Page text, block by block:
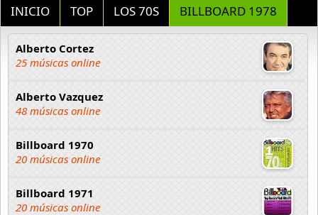
INICIO TOP LOS 70S BILLBOARD 1978
Alberto Cortez
25 músicas online
Alberto Vazquez
48 músicas online
Billboard 1970
20 músicas online
Billboard 1971
20 músicas online